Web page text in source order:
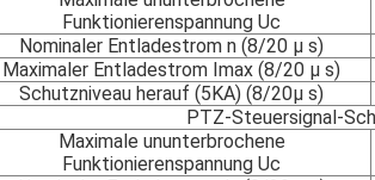
Funktionierenspannung Uc
Nominaler Entladestrom n (8/20 μ s)
Maximaler Entladestrom Imax (8/20 μ s)
Schutzniveau herauf (5KA) (8/20μ s)
PTZ-Steuersignal-
Maximale ununterbrochene
Funktionierenspannung Uc